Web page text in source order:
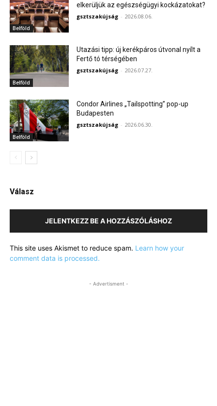
Belföld
elkerüljük az egészségügyi kockázatokat?
gsztszakújság - 2026.08.06.
Belföld
Utazási tipp: új kerékpáros útvonal nyílt a
Fertő tó térségében
gsztszakújság - 2026.07.27.
Belföld
Condor Airlines „Tailspotting” pop-up
Budapesten
gsztszakújság - 2026.06.30.
Válasz
JELENTKEZZ BE A HOZZÁSZÓLÁSHOZ
This site uses Akismet to reduce spam. Learn how your
comment data is processed.
- Advertisment -